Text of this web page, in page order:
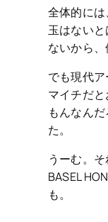
全体的に
玉はない
ないから、
でも現代
マイチだ
もんなん
た。
うーむ。
BASEL
も。